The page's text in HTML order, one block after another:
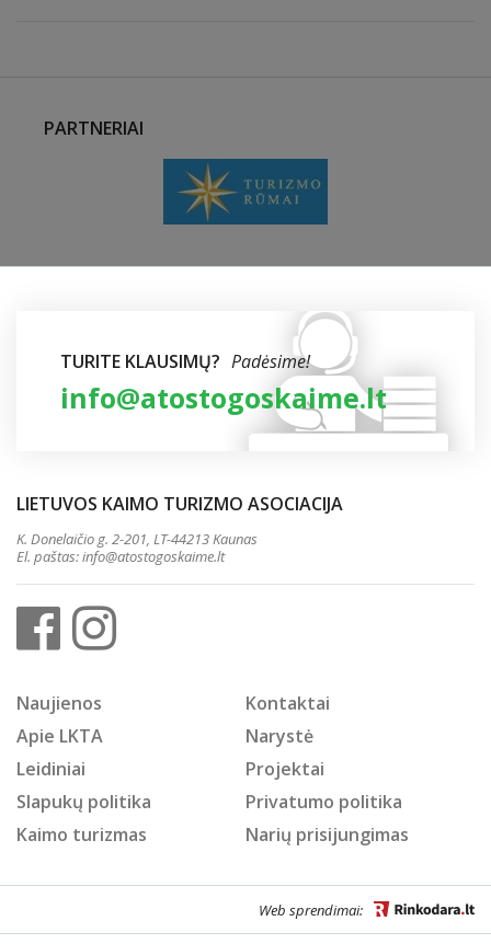
PARTNERIAI
TURITE KLAUSIMŲ? Padėsime!
info@atostogoskaime.lt
LIETUVOS KAIMO TURIZMO ASOCIACIJA
K. Donelaičio g. 2-201, LT-44213 Kaunas
El. paštas:info@atostogoskaime.lt
Naujienos
Kontaktai
Apie LKTA
Narystė
Leidiniai
Projektai
Slapukų politika
Privatumo politika
Kaimo turizmas
Narių prisijungimas
Web sprendimai: